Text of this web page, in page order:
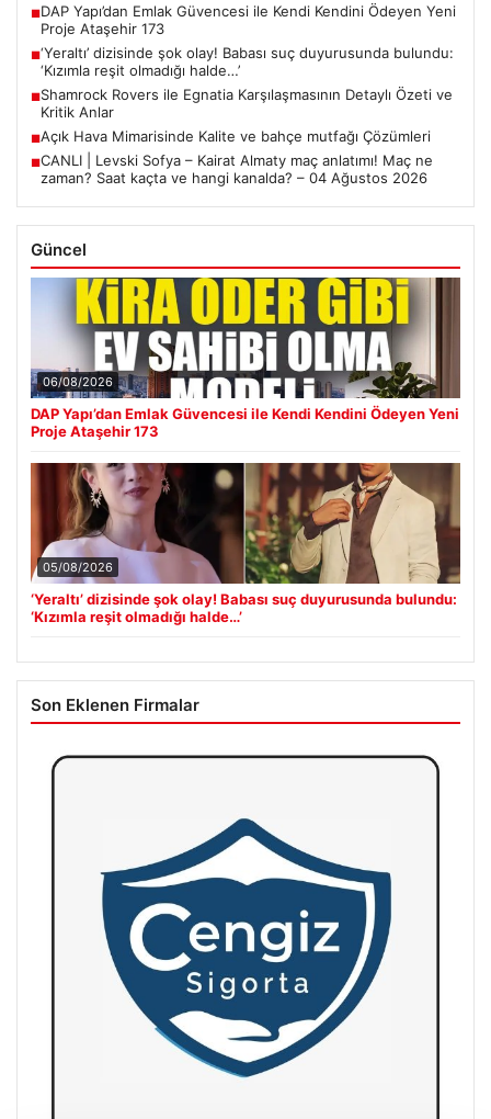
■DAP Yapı’dan Emlak Güvencesi ile Kendi Kendini Ödeyen Yeni
Proje Ataşehir 173
■‘Yeraltı’ dizisinde şok olay! Babası suç duyurusunda bulundu:
‘Kızımla reşit olmadığı halde…’
■Shamrock Rovers ile Egnatia Karşılaşmasının Detaylı Özeti ve
Kritik Anlar
■Açık Hava Mimarisinde Kalite ve bahçe mutfağı Çözümleri
■CANLI | Levski Sofya – Kairat Almaty maç anlatımı! Maç ne
zaman? Saat kaçta ve hangi kanalda? – 04 Ağustos 2026
Güncel
06/08/2026
DAP Yapı’dan Emlak Güvencesi ile Kendi Kendini Ödeyen Yeni
Proje Ataşehir 173
05/08/2026
‘Yeraltı’ dizisinde şok olay! Babası suç duyurusunda bulundu:
‘Kızımla reşit olmadığı halde…’
Son Eklenen Firmalar